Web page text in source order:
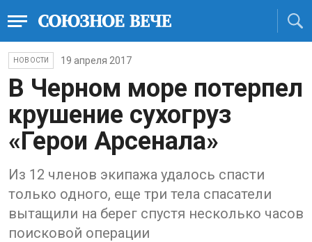
НОВОСТИ 19 апреля 2017
В Черном море потерпел
крушение сухогруз
«Герои Арсенала»
Из 12 членов экипажа удалось спасти
только одного, еще три тела спасатели
вытащили на берег спустя несколько часов
поисковой операции